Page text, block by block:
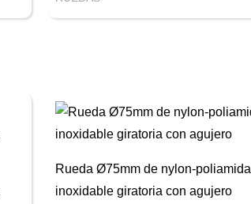
Rueda Ø75mm de nylon-poliamida
inoxidable giratoria con agujero